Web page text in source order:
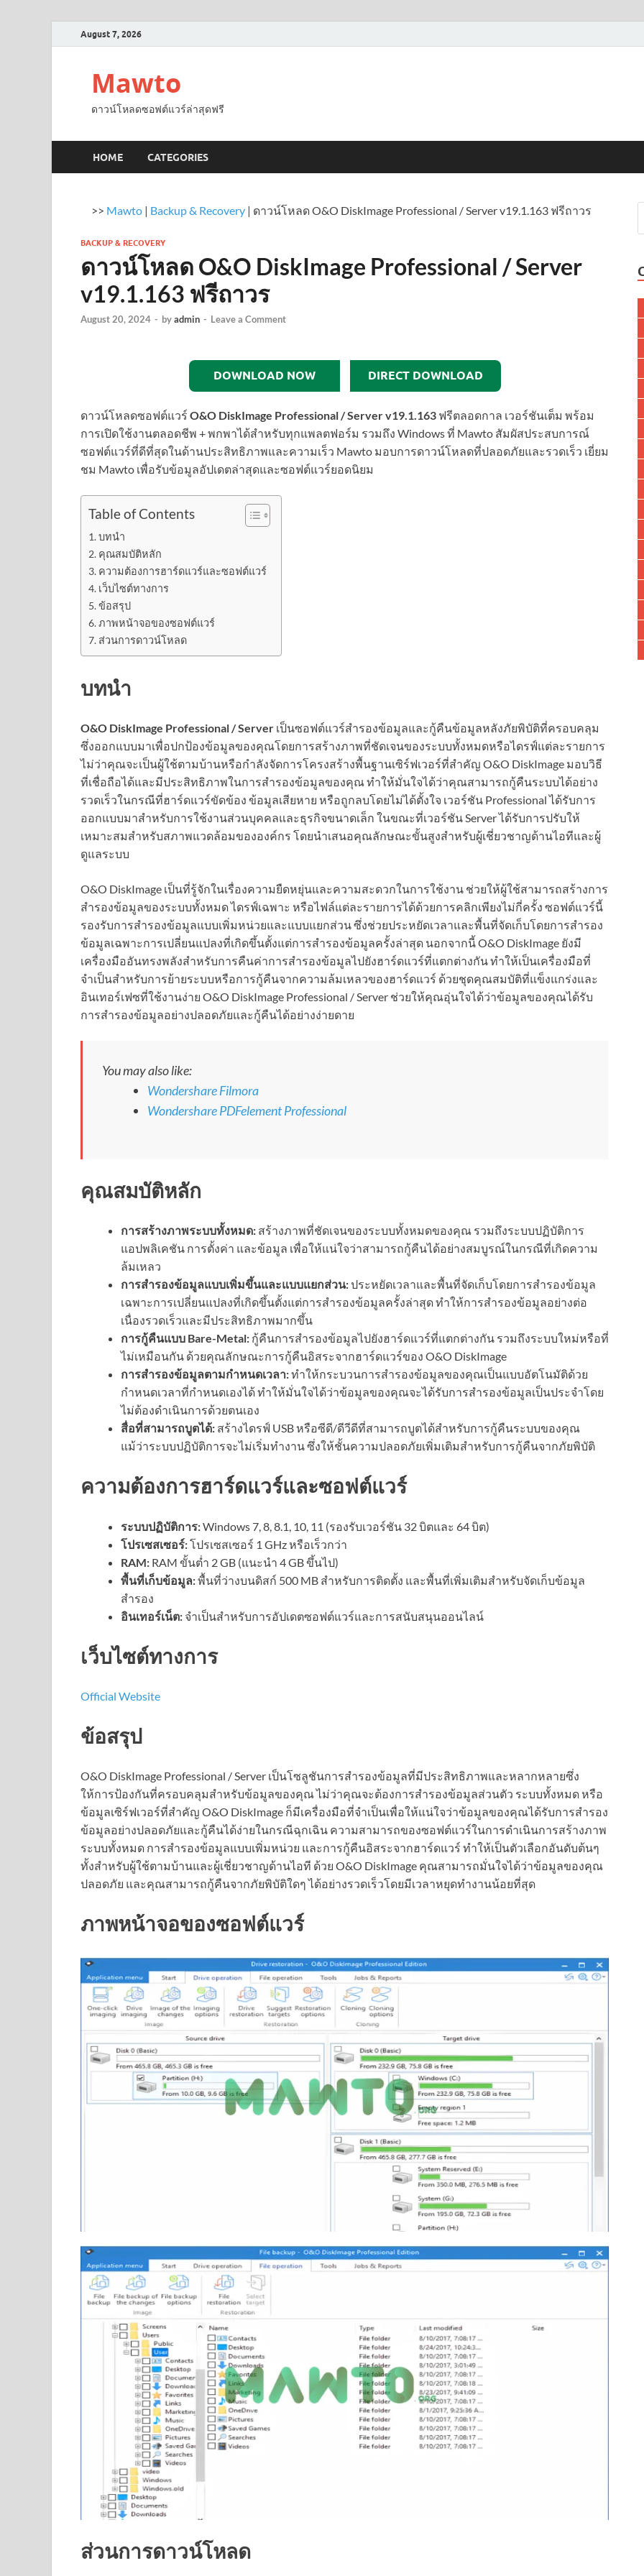
August 7, 2026
Mawto
ดาวน์โหลดซอฟต์แวร์ล่าสุดฟรี
HOME CATEGORIES
>> Mawto | Backup & Recovery | ดาวน์โหลด O&O DiskImage Professional / Server v19.1.163 ฟรีถาวร
BACKUP & RECOVERY
ดาวน์โหลด O&O DiskImage Professional / Server
v19.1.163 ฟรีถาวร
August 20, 2024 - byadmin - Leave a Comment
DOWNLOAD NOW DIRECT DOWNLOAD
ดาวน์โหลดซอฟต์แวร์ O&O DiskImage Professional / Server v19.1.163 ฟรีตลอดกาล เวอร์ชันเต็ม พร้อม
การเปิดใช้งานตลอดชีพ + พกพาได้สำหรับทุกแพลตฟอร์ม รวมถึง Windows ที่ Mawto สัมผัสประสบการณ์
ซอฟต์แวร์ที่ดีที่สุดในด้านประสิทธิภาพและความเร็ว Mawto มอบการดาวน์โหลดที่ปลอดภัยและรวดเร็ว เยี่ยม
ชม Mawto เพื่อรับข้อมูลอัปเดตล่าสุดและซอฟต์แวร์ยอดนิยม
Table of Contents
บทนำ
คุณสมบัติหลัก
ความต้องการฮาร์ดแวร์และซอฟต์แวร์
เว็บไซต์ทางการ
ข้อสรุป
ภาพหน้าจอของซอฟต์แวร์
ส่วนการดาวน์โหลด
บทนำ
O&O DiskImage Professional / Server เป็นซอฟต์แวร์สำรองข้อมูลและกู้คืนข้อมูลหลังภัยพิบัติที่ครอบคลุม
ซึ่งออกแบบมาเพื่อปกป้องข้อมูลของคุณโดยการสร้างภาพที่ชัดเจนของระบบทั้งหมดหรือไดรฟ์แต่ละรายการ
ไม่ว่าคุณจะเป็นผู้ใช้ตามบ้านหรือกำลังจัดการโครงสร้างพื้นฐานเซิร์ฟเวอร์ที่สำคัญ O&O DiskImage มอบวิธี
ที่เชื่อถือได้และมีประสิทธิภาพในการสำรองข้อมูลของคุณ ทำให้มั่นใจได้ว่าคุณสามารถกู้คืนระบบได้อย่าง
รวดเร็วในกรณีที่ฮาร์ดแวร์ขัดข้อง ข้อมูลเสียหาย หรือถูกลบโดยไม่ได้ตั้งใจ เวอร์ชัน Professional ได้รับการ
ออกแบบมาสำหรับการใช้งานส่วนบุคคลและธุรกิจขนาดเล็ก ในขณะที่เวอร์ชัน Server ได้รับการปรับให้
เหมาะสมสำหรับสภาพแวดล้อมขององค์กร โดยนำเสนอคุณลักษณะขั้นสูงสำหรับผู้เชี่ยวชาญด้านไอทีและผู้
ดูแลระบบ
O&O DiskImage เป็นที่รู้จักในเรื่องความยืดหยุ่นและความสะดวกในการใช้งาน ช่วยให้ผู้ใช้สามารถสร้างการ
สำรองข้อมูลของระบบทั้งหมด ไดรฟ์เฉพาะ หรือไฟล์แต่ละรายการได้ด้วยการคลิกเพียงไม่กี่ครั้ง ซอฟต์แวร์นี้
รองรับการสำรองข้อมูลแบบเพิ่มหน่วยและแบบแยกส่วน ซึ่งช่วยประหยัดเวลาและพื้นที่จัดเก็บโดยการสำรอง
ข้อมูลเฉพาะการเปลี่ยนแปลงที่เกิดขึ้นตั้งแต่การสำรองข้อมูลครั้งล่าสุด นอกจากนี้ O&O DiskImage ยังมี
เครื่องมืออันทรงพลังสำหรับการคืนค่าการสำรองข้อมูลไปยังฮาร์ดแวร์ที่แตกต่างกัน ทำให้เป็นเครื่องมือที่
จำเป็นสำหรับการย้ายระบบหรือการกู้คืนจากความล้มเหลวของฮาร์ดแวร์ ด้วยชุดคุณสมบัติที่แข็งแกร่งและ
อินเทอร์เฟซที่ใช้งานง่าย O&O DiskImage Professional / Server ช่วยให้คุณอุ่นใจได้ว่าข้อมูลของคุณได้รับ
การสำรองข้อมูลอย่างปลอดภัยและกู้คืนได้อย่างง่ายดาย
You may also like:
Wondershare Filmora
Wondershare PDFelement Professional
คุณสมบัติหลัก
การสร้างภาพระบบทั้งหมด: สร้างภาพที่ชัดเจนของระบบทั้งหมดของคุณ รวมถึงระบบปฏิบัติการ
แอปพลิเคชัน การตั้งค่า และข้อมูล เพื่อให้แน่ใจว่าสามารถกู้คืนได้อย่างสมบูรณ์ในกรณีที่เกิดความ
ล้มเหลว
การสำรองข้อมูลแบบเพิ่มขึ้นและแบบแยกส่วน:ประหยัดเวลาและพื้นที่จัดเก็บโดยการสำรองข้อมูล
เฉพาะการเปลี่ยนแปลงที่เกิดขึ้นตั้งแต่การสำรองข้อมูลครั้งล่าสุด ทำให้การสำรองข้อมูลอย่างต่อ
เนื่องรวดเร็วและมีประสิทธิภาพมากขึ้น
การกู้คืนแบบ Bare-Metal: กู้คืนการสำรองข้อมูลไปยังฮาร์ดแวร์ที่แตกต่างกัน รวมถึงระบบใหม่หรือที่
ไม่เหมือนกัน ด้วยคุณลักษณะการกู้คืนอิสระจากฮาร์ดแวร์ของ O&O DiskImage
การสำรองข้อมูลตามกำหนดเวลา:ทำให้กระบวนการสำรองข้อมูลของคุณเป็นแบบอัตโนมัติด้วย
กำหนดเวลาที่กำหนดเองได้ ทำให้มั่นใจได้ว่าข้อมูลของคุณจะได้รับการสำรองข้อมูลเป็นประจำโดย
ไม่ต้องดำเนินการด้วยตนเอง
สื่อที่สามารถบูตได้: สร้างไดรฟ์ USB หรือซีดี/ดีวีดีที่สามารถบูตได้สำหรับการกู้คืนระบบของคุณ
แม้ว่าระบบปฏิบัติการจะไม่เริ่มทำงาน ซึ่งให้ชั้นความปลอดภัยเพิ่มเติมสำหรับการกู้คืนจากภัยพิบัติ
ความต้องการฮาร์ดแวร์และซอฟต์แวร์
ระบบปฏิบัติการ:Windows 7, 8, 8.1, 10, 11 (รองรับเวอร์ชัน 32 บิตและ 64 บิต)
โปรเซสเซอร์:โปรเซสเซอร์ 1 GHz หรือเร็วกว่า
RAM: RAM ขั้นต่ำ 2 GB (แนะนำ 4 GB ขึ้นไป)
พื้นที่เก็บข้อมูล:พื้นที่ว่างบนดิสก์ 500 MB สำหรับการติดตั้ง และพื้นที่เพิ่มเติมสำหรับจัดเก็บข้อมูล
สำรอง
อินเทอร์เน็ต: จำเป็นสำหรับการอัปเดตซอฟต์แวร์และการสนับสนุนออนไลน์
เว็บไซต์ทางการ
Official Website
ข้อสรุป
O&O DiskImage Professional / Server เป็นโซลูชันการสำรองข้อมูลที่มีประสิทธิภาพและหลากหลายซึ่ง
ให้การป้องกันที่ครอบคลุมสำหรับข้อมูลของคุณ ไม่ว่าคุณจะต้องการสำรองข้อมูลส่วนตัว ระบบทั้งหมด หรือ
ข้อมูลเซิร์ฟเวอร์ที่สำคัญ O&O DiskImage ก็มีเครื่องมือที่จำเป็นเพื่อให้แน่ใจว่าข้อมูลของคุณได้รับการสำรอง
ข้อมูลอย่างปลอดภัยและกู้คืนได้ง่ายในกรณีฉุกเฉิน ความสามารถของซอฟต์แวร์ในการดำเนินการสร้างภาพ
ระบบทั้งหมด การสำรองข้อมูลแบบเพิ่มหน่วย และการกู้คืนอิสระจากฮาร์ดแวร์ ทำให้เป็นตัวเลือกอันดับต้นๆ
ทั้งสำหรับผู้ใช้ตามบ้านและผู้เชี่ยวชาญด้านไอที ด้วย O&O DiskImage คุณสามารถมั่นใจได้ว่าข้อมูลของคุณ
ปลอดภัย และคุณสามารถกู้คืนจากภัยพิบัติใดๆ ได้อย่างรวดเร็วโดยมีเวลาหยุดทำงานน้อยที่สุด
ภาพหน้าจอของซอฟต์แวร์
ส่วนการดาวน์โหลด